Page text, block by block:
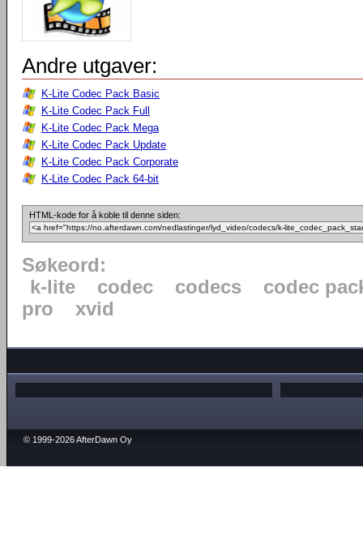
Andre utgaver:
K-Lite Codec Pack Basic
K-Lite Codec Pack Full
K-Lite Codec Pack Mega
K-Lite Codec Pack Update
K-Lite Codec Pack Corporate
K-Lite Codec Pack 64-bit
HTML-kode for å koble til denne siden:
Søkeord:
k-lite
codec codecs
codec
pro
xvid
© 1999-2026 AfterDawn Oy